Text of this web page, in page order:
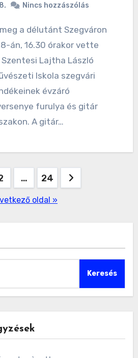
Nincs hozzászólás
án, 16.30 órakor vette
Lajtha László
Iskola szegvári
évzáró
furulya és gitár
A gitár…
… 24
oldal »
Keresés